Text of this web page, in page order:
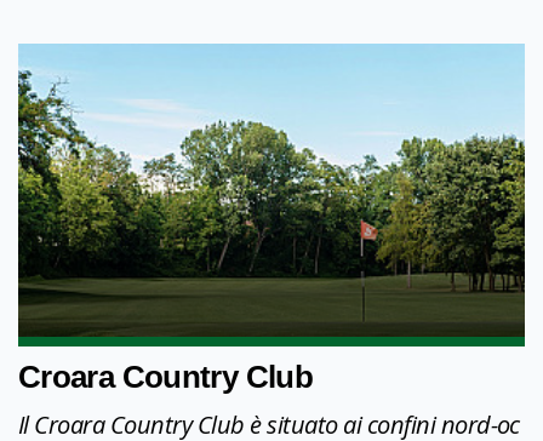
Croara Country Club
Il Croara Country Club è situato ai confini nord-oc